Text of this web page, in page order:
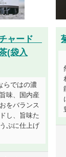
ャード
(袋入
らではの濃
味、国内産
をバランス
し、旨味た
ぷに仕上げ